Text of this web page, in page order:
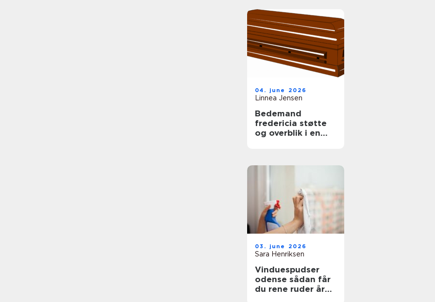
04. june 2026
Linnea Jensen
Bedemand
fredericia støtte
og overblik i en
03. june 2026
Sara Henriksen
Vinduespudser
odense sådan får
du rene ruder året